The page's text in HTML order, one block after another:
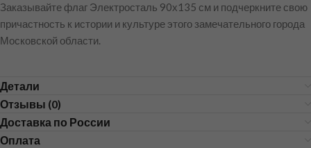
Заказывайте флаг Электросталь 90х135 см и подчеркните свою
причастность к истории и культуре этого замечательного города
Московской области.
Детали
Отзывы (0)
Доставка по России
Оплата